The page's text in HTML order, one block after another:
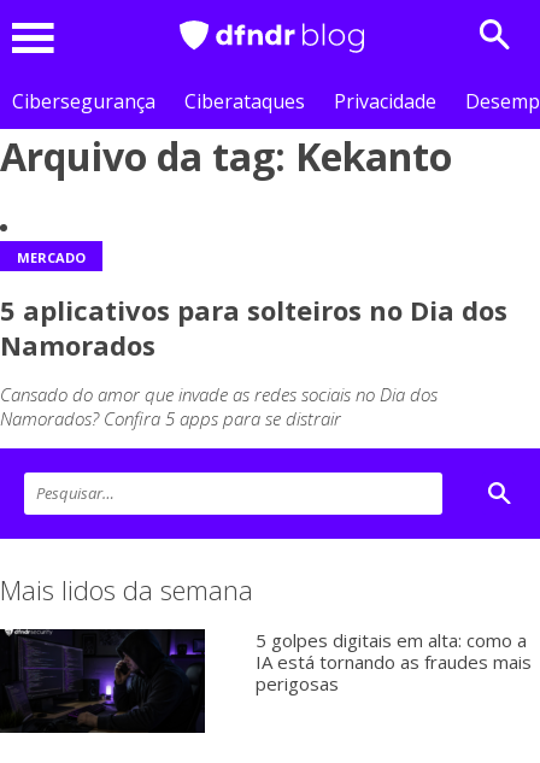
Cibersegurança
Ciberataques Privacidade
Arquivo da tag: Kekanto
MERCADO
5 aplicativos para solteiros no Dia dos
Namorados
Cansado do amor que invade as redes sociais no Dia dos
Namorados? Confira 5 apps para se distrair
Mais lidos da semana
5 golpes digitais em alta: como a
IA está tornando as fraudes mais
perigosas